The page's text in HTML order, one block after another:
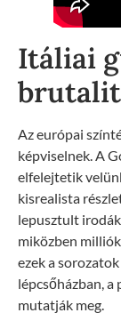
Itáliai
Az európai
képviselnek. A
elfelejtetik
kisrealista
lepusztult
miközben
ezek a
lépcsőházban, a
mutatják meg.